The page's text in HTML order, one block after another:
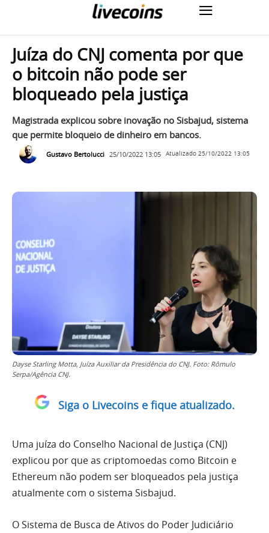
Juíza do CNJ comenta por que
o bitcoin não pode ser
bloqueado pela justiça
Magistrada explicou sobre inovação no Sisbajud, sistema
que permite bloqueio de dinheiro em bancos.
Gustavo Bertolucci 25/10/2022 13:05 Atualizado 25/10/2022 13:05
Dayse Starling Motta, Juíza Auxiliar da Presidência do CNJ. Foto: Rômulo
Serpa/Agência CNJ.
Siga o Livecoins e fique atualizado.
Uma juíza do Conselho Nacional de Justiça (CNJ)
explicou por que as criptomoedas como Bitcoin e
Ethereum não podem ser bloqueados pela justiça
atualmente com o sistema Sisbajud.
O Sistema de Busca de Ativos do Poder Judiciário